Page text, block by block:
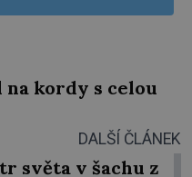
kordy s celou
DALŠÍ ČLÁNEK
světa v šachu z